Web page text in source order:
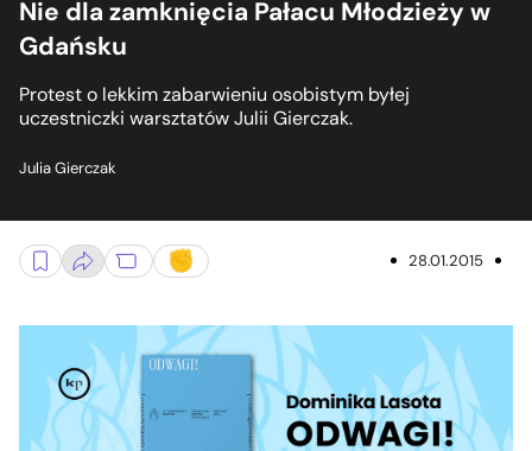
Nie dla zamknięcia Pałacu Młodzieży w
Gdańsku
Protest o lekkim zabarwieniu osobistym byłej
uczestniczki warsztatów Julii Gierczak.
Julia Gierczak
28.01.2015